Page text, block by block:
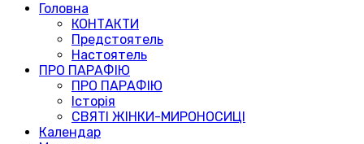
Головна
КОНТАКТИ
Предстоятель
Настоятель
ПРО ПАРАФІЮ
ПРО ПАРАФІЮ
Історія
СВЯТІ ЖІНКИ-МИРОНОСИЦІ
Календар